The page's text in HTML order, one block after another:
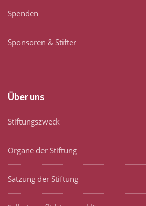
Spenden
Sponsoren & Stifter
Über uns
Stiftungszweck
Organe der Stiftung
Satzung der Stiftung